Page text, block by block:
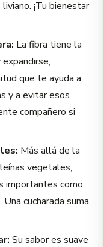
¡Tu bienestar
La fibra tiene la
que te ayuda a
y a evitar esos
compañero si
Más allá de la
vegetales,
importantes como
cucharada suma
Su sabor es suave